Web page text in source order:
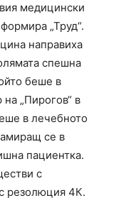
медицински
„Труд“.
направиха
спешна
беше в
на „Пирогов“ в
в лечебното
се в
пациентка.
с
резолюция 4К.